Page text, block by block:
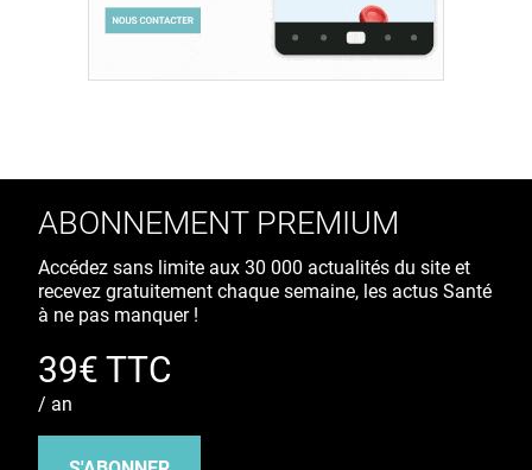
ABONNEMENT PREMIUM
Accédez sans limite aux 30 000 actualités du site et
recevez gratuitement chaque semaine, les actus Santé
à ne pas manquer !
39€ TTC
/ an